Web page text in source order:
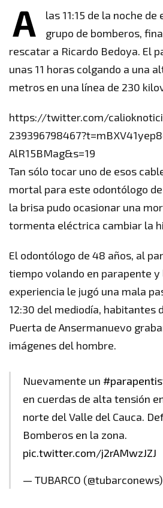
A
las 11:15 de la noche de
grupo de bomberos,
rescatar a Ricardo Bedoya. El
unas 11 horas colgando a una
metros en una línea de 230
https://twitter.com/
AlR15BMag&s=19
Tan sólo tocar uno de esos
mortal para este odontólogo
la brisa pudo ocasionar una
tormenta eléctrica cambiar la
El odontólogo de 48 años, al
tiempo volando en parapente
experiencia le jugó una mala
12:30 del mediodía, habitantes
Puerta de Ansermanuevo
imágenes del hombre.
Nuevamente un
en cuerdas de alta tensión
norte del Valle del Cauca.
Bomberos en la zona.
pic.twitter.com/j2rAMwzJZJ
— TUBARCO (@tubarconews)